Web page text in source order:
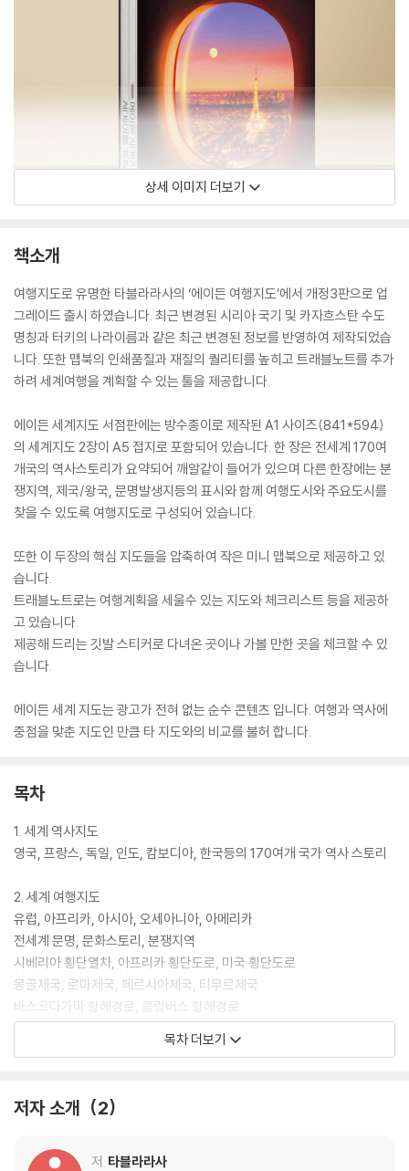
상세 이미지 더보기
책소개
여행지도로 유명한 타블라라사의 ‘에이든 여행지도’에서 개정3판으로 업
그레이드 출시 하였습니다. 최근 변경된 시리아 국기 및 카자흐스탄 수도
명칭과 터키의 나라이름과 같은 최근 변경된 정보를 반영하여 제작되었습
니다. 또한 맵북의 인쇄품질과 재질의 퀄리티를 높히고 트래블노트를 추가
하려 세계여행을 계획할 수 있는 툴을 제공합니다.
에이든 세계지도 서점판에는 방수종이로 제작된 A1 사이즈(841*594)
의 세계지도 2장이 A5 접지로 포함되어 있습니다. 한 장은 전세계 170여
개국의 역사스토리가 요약되어 깨알같이 들어가 있으며 다른 한장에는 분
쟁지역, 제국/왕국, 문명발생지등의 표시와 함께 여행도시와 주요도시를
찾을 수 있도록 여행지도로 구성되어 있습니다.
또한 이 두장의 핵심 지도들을 압축하여 작은 미니 맵북으로 제공하고 있
습니다.
트래블노트로는 여행계획을 세울수 있는 지도와 체크리스트 등을 제공하
고 있습니다.
제공해 드리는 깃발 스티커로 다녀온 곳이나 가볼 만한 곳을 체크할 수 있
습니다.
에이든 세계 지도는 광고가 전혀 없는 순수 콘텐츠 입니다. 여행과 역사에
중점을 맞춘 지도인 만큼 타 지도와의 비교를 불허 합니다.
목차
1. 세계 역사지도
영국, 프랑스, 독일, 인도, 캄보디아, 한국등의 170여개 국가 역사 스토리
2. 세계 여행지도
유럽, 아프리카, 아시아, 오세아니아, 아메리카
전세계 문명, 문화스토리, 분쟁지역
시베리아 횡단열차, 아프리카 횡단도로, 미국 횡단도로
몽골제국, 로마제국, 페르시아제국, 티무르제국
바스코다가마 항해경로, 콜럼버스 항해경로
목차 더보기
저자 소개 2
저 타블라라사